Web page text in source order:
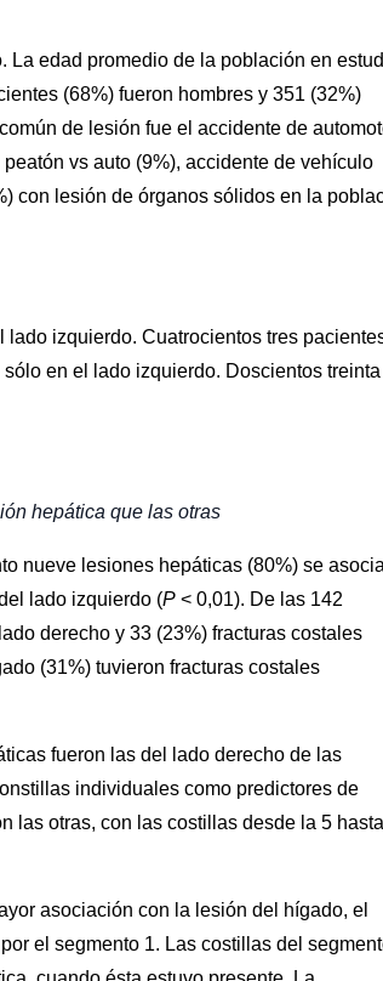
La edad promedio de la población en
(68%) fueron hombres y 351 (32%)
de lesión fue el accidente de
vs auto (9%), accidente de vehículo
con lesión de órganos sólidos en la
izquierdo. Cuatrocientos tres
en el lado izquierdo. Doscientos
hepática que las otras
nueve lesiones hepáticas (80%) se
lado izquierdo (P < 0,01). De las 142
derecho y 33 (23%) fracturas costales
(31%) tuvieron fracturas costales
fueron las del lado derecho de las
individuales como predictores de
las otras, con las costillas desde la 5
asociación con la lesión del hígado, el
el segmento 1. Las costillas del